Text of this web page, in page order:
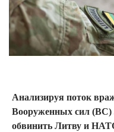
Анализируя поток
Вооруженных сил
обвинить Литву и